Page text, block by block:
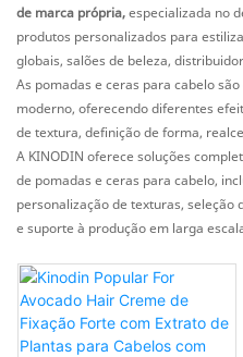
de marca própria,especializada no
produtos personalizados para
globais, salões de beleza,
As pomadas e ceras para cabelo
moderno, oferecendo diferentes
de textura, definição de forma,
A KINODIN oferece soluções
de pomadas e ceras para cabelo,
personalização de texturas, seleção
e suporte à produção em larga